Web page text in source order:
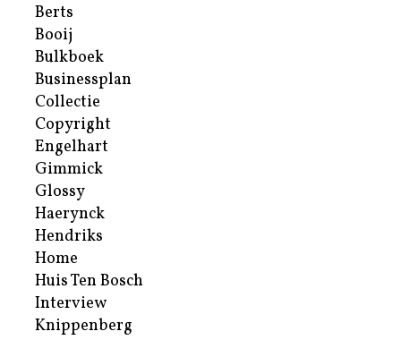
Berts
Booij
Bulkboek
Businessplan
Collectie
Copyright
Engelhart
Gimmick
Glossy
Haerynck
Hendriks
Home
Huis Ten Bosch
Interview
Knippenberg